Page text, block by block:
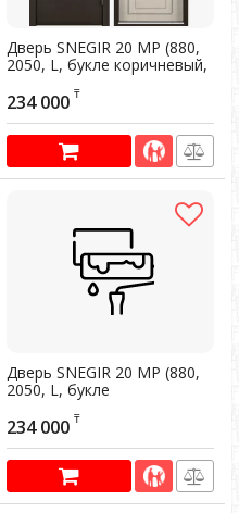
Дверь SNEGIR 20 MP (880,
2050, L, букле коричневый,
-, КТ Дуб бежевый, S20-07,
хром, НАКЛ, РУСТ, -)
Артикул: 200365
234 000 ₸
Дверь SNEGIR 20 MP (880,
2050, L, букле
коричневый,-, КТ Дуб
медовый S20-02, хром,
Артикул: 200367
234 000 ₸